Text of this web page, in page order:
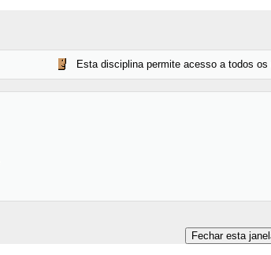
Esta disciplina permite acesso a todos os